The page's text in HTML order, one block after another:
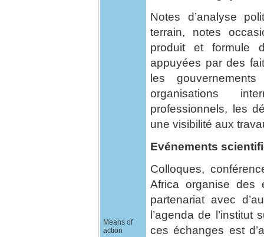
Means of
action
Notes d’analyse
terrain, notes
produit et formule
appuyées par des
les
organisations
professionnels, les
une visibilité aux
Evénements
Colloques,
Africa organise des
partenariat avec
l’agenda de l’institut
ces échanges est